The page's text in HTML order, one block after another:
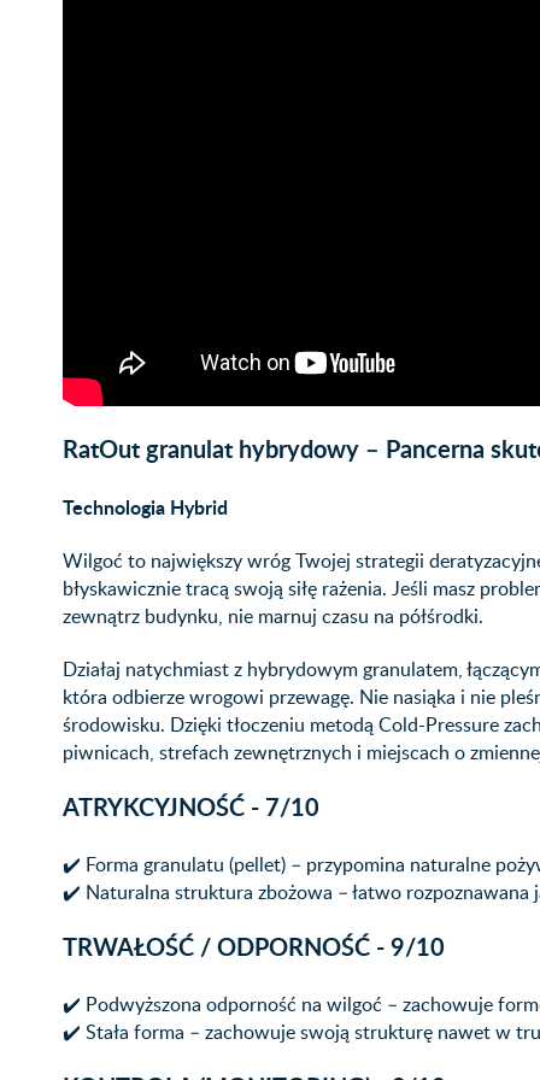
RatOut granulat hybrydowy – Pancerna
Technologia Hybrid
Wilgoć to największy wróg Twojej strategii
błyskawicznie tracą swoją siłę rażenia. Jeśli masz
zewnątrz budynku, nie marnuj czasu na półśrodki.
Działaj natychmiast z hybrydowym granulatem,
która odbierze wrogowi przewagę. Nie nasiąka i nie
środowisku. Dzięki tłoczeniu metodą Cold-Pressure
piwnicach, strefach zewnętrznych i miejscach o
ATRYKCYJNOŚĆ - 7/10
✔️ Forma granulatu (pellet) – przypomina naturalne
✔️ Naturalna struktura zbożowa – łatwo rozpoznawana
TRWAŁOŚĆ / ODPORNOŚĆ - 9/10
✔️ Podwyższona odporność na wilgoć – zachowuje
✔️ Stała forma – zachowuje swoją strukturę nawet w